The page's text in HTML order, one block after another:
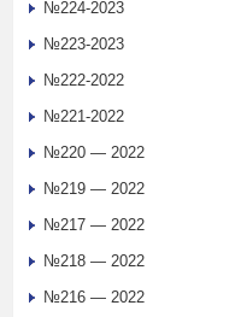
№224-2023
№223-2023
№222-2022
№221-2022
№220 — 2022
№219 — 2022
№217 — 2022
№218 — 2022
№216 — 2022